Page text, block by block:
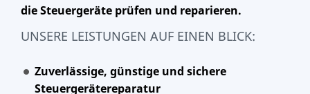
die Steuergeräte prüfen und reparieren.
UNSERE LEISTUNGEN AUF EINEN BLICK:
Zuverlässige, günstige und sichere
Steuergerätereparatur